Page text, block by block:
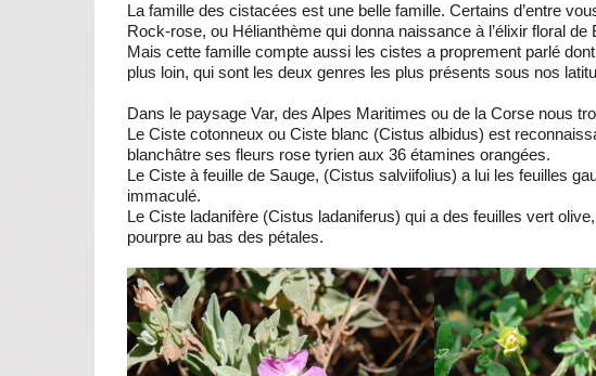
La famille des cistacées est une belle famille. Certains d’entre
Rock-rose, ou Hélianthème qui donna naissance à l’élixir floral de
Mais cette famille compte aussi les cistes a proprement parlé
plus loin, qui sont les deux genres les plus présents sous nos
Dans le paysage Var, des Alpes Maritimes ou de la Corse nous
Le Ciste cotonneux ou Ciste blanc (Cistus albidus) est
blanchâtre ses fleurs rose tyrien aux 36 étamines orangées.
Le Ciste à feuille de Sauge, (Cistus salviifolius) a lui les feuilles
immaculé.
Le Ciste ladanifère (Cistus ladaniferus) qui a des feuilles vert
pourpre au bas des pétales.